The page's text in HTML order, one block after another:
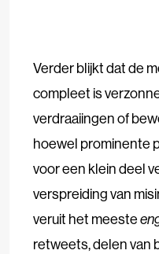
Verder blijkt dat de
compleet is
verdraaiingen of
hoewel prominente
voor een klein deel
verspreiding van
veruit het meeste
retweets, delen van